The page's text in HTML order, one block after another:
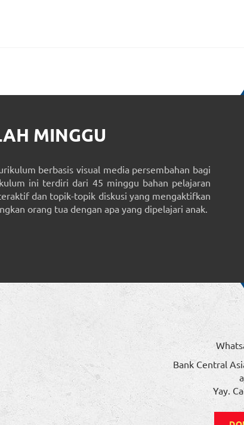
MINGGU
berbasis visual media persembahan bagi
ini terdiri dari 45 minggu bahan pelajaran
dan topik-topik diskusi yang mengaktifkan
orang tua dengan apa yang dipelajari anak.
Bank Central
Yay.